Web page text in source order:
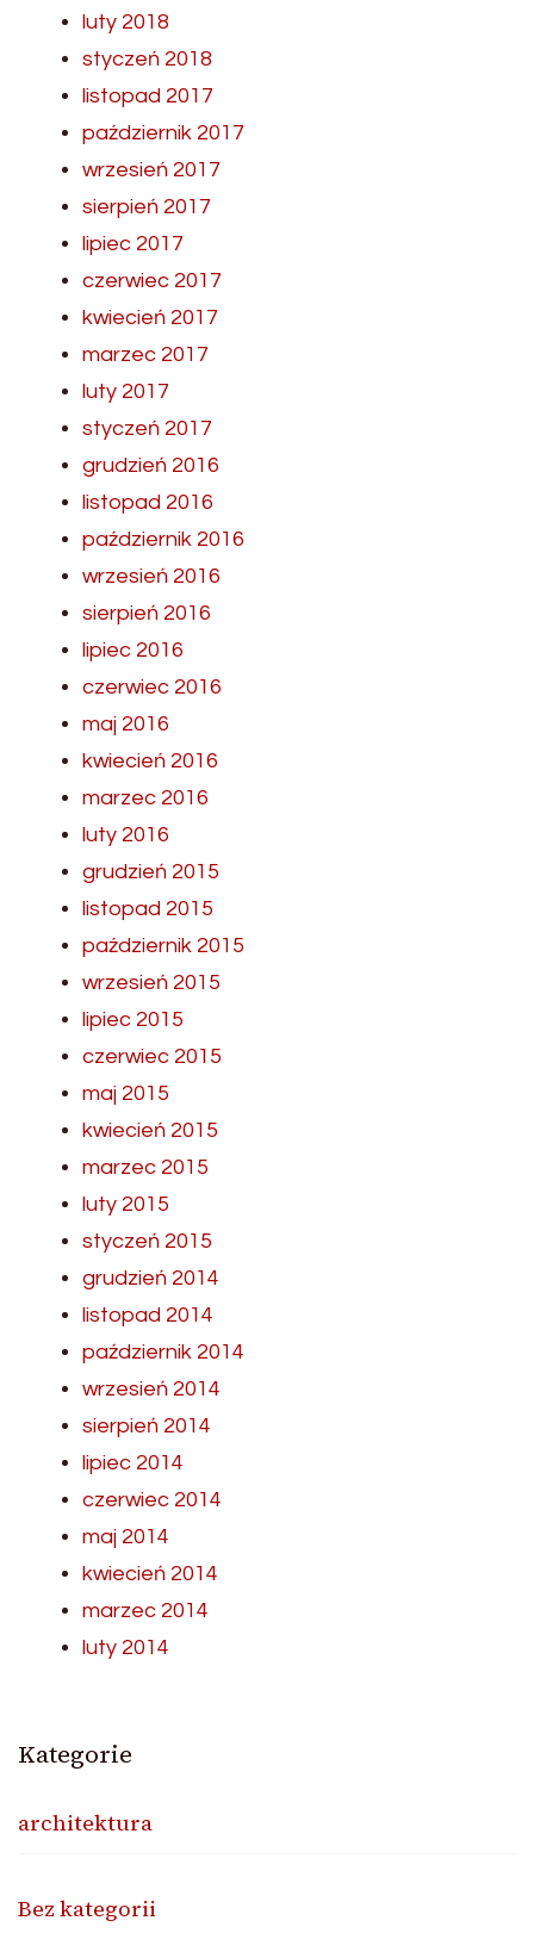
luty 2018
styczeń 2018
listopad 2017
październik 2017
wrzesień 2017
sierpień 2017
lipiec 2017
czerwiec 2017
kwiecień 2017
marzec 2017
luty 2017
styczeń 2017
grudzień 2016
listopad 2016
październik 2016
wrzesień 2016
sierpień 2016
lipiec 2016
czerwiec 2016
maj 2016
kwiecień 2016
marzec 2016
luty 2016
grudzień 2015
listopad 2015
październik 2015
wrzesień 2015
lipiec 2015
czerwiec 2015
maj 2015
kwiecień 2015
marzec 2015
luty 2015
styczeń 2015
grudzień 2014
listopad 2014
październik 2014
wrzesień 2014
sierpień 2014
lipiec 2014
czerwiec 2014
maj 2014
kwiecień 2014
marzec 2014
luty 2014
Kategorie
architektura
Bez kategorii